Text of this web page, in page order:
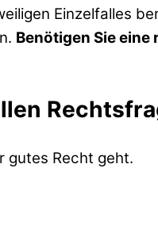
Einzelfalles
Benötigen Sie
gutes Recht geht.